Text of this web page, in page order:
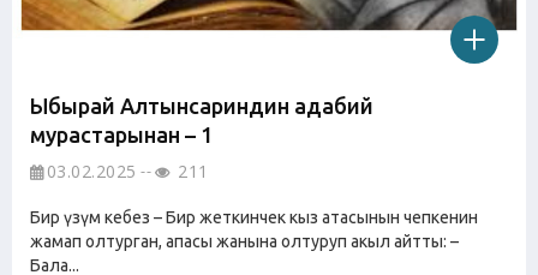
Ыбырай Алтынсариндин адабий
мурастарынан – 1
03.02.2025 211
Бир үзүм кебез – Бир жеткинчек кыз атасынын чепкенин
жамап олтурган, апасы жанына олтуруп акыл айтты: –
Бала...